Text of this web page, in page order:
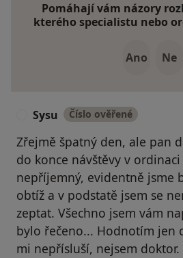
Pomáhají vám názory
kterého specialistu nebo
Ano Ne
Sysu Číslo ověřené
Zřejmě špatný den, ale pan
do konce návštěvy v
nepříjemný, evidentně jsme
obtíž a v podstatě jsem se
zeptat. Všechno jsem vám
bylo řečeno... Hodnotím jen
mi nepřísluší, nejsem doktor.